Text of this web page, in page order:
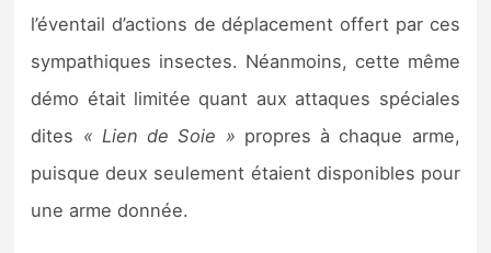
l’éventail d’actions de déplacement offert par ces
sympathiques insectes. Néanmoins, cette même
démo était limitée quant aux attaques spéciales
dites « Lien de Soie » propres à chaque arme,
puisque deux seulement étaient disponibles pour
une arme donnée.